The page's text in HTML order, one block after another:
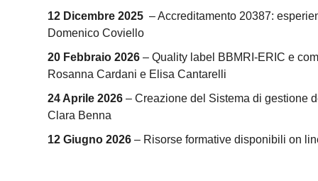
12 Dicembre 2025 – Accreditamento 20387:
Domenico Coviello
20 Febbraio 2026 – Quality label BBMRI-ERIC e
Rosanna Cardani e Elisa Cantarelli
24 Aprile 2026 – Creazione del Sistema di gestione
Clara Benna
12 Giugno 2026 – Risorse formative disponibili on